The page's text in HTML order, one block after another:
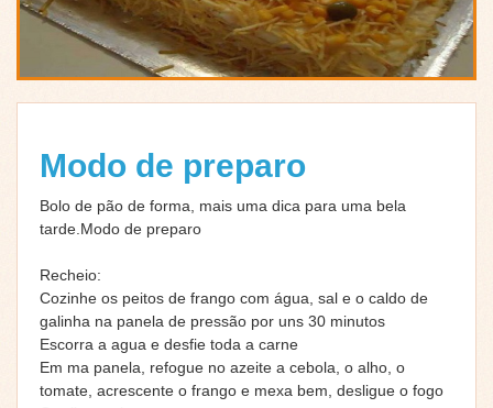
Modo de preparo
Bolo de pão de forma, mais uma dica para uma bela
tarde.Modo de preparo
Recheio:
Cozinhe os peitos de frango com água, sal e o caldo de
galinha na panela de pressão por uns 30 minutos
Escorra a agua e desfie toda a carne
Em ma panela, refogue no azeite a cebola, o alho, o
tomate, acrescente o frango e mexa bem, desligue o fogo